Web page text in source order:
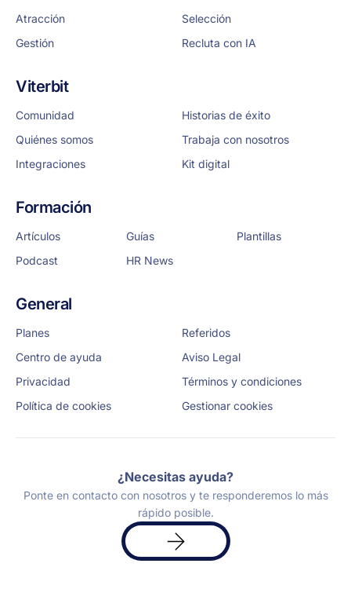
Atracción
Selección
Gestión
Recluta con IA
Viterbit
Comunidad
Historias de éxito
Quiénes somos
Trabaja con nosotros
Integraciones
Kit digital
Formación
Artículos Guías
Plantillas
Podcast
HR News
General
Planes
Referidos
Centro de ayuda
Aviso Legal
Privacidad
Términos y condiciones
Política de cookies
Gestionar cookies
¿Necesitas ayuda?
Ponte en contacto con nosotros y te responderemos lo más
rápido posible.
Solicita
una
demo